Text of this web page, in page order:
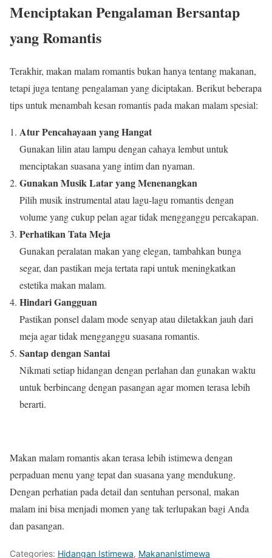
Menciptakan Pengalaman Bersantap
yang Romantis
Terakhir, makan malam romantis bukan hanya tentang makanan,
tetapi juga tentang pengalaman yang diciptakan. Berikut beberapa
tips untuk menambah kesan romantis pada makan malam spesial:
Atur Pencahayaan yang Hangat
Gunakan lilin atau lampu dengan cahaya lembut untuk
menciptakan suasana yang intim dan nyaman.
Gunakan Musik Latar yang Menenangkan
Pilih musik instrumental atau lagu-lagu romantis dengan
volume yang cukup pelan agar tidak mengganggu percakapan.
Perhatikan Tata Meja
Gunakan peralatan makan yang elegan, tambahkan bunga
segar, dan pastikan meja tertata rapi untuk meningkatkan
estetika makan malam.
Hindari Gangguan
Pastikan ponsel dalam mode senyap atau diletakkan jauh dari
meja agar tidak mengganggu suasana romantis.
Santap dengan Santai
Nikmati setiap hidangan dengan perlahan dan gunakan waktu
untuk berbincang dengan pasangan agar momen terasa lebih
berarti.
Makan malam romantis akan terasa lebih istimewa dengan
perpaduan menu yang tepat dan suasana yang mendukung.
Dengan perhatian pada detail dan sentuhan personal, makan
malam ini bisa menjadi momen yang tak terlupakan bagi Anda
dan pasangan.
Categories: Hidangan Istimewa, MakananIstimewa